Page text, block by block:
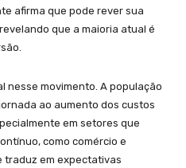
afirma que pode rever sua
que a maioria atual é
nesse movimento. A população
ao aumento dos custos
em setores que
como comércio e
traduz em expectativas